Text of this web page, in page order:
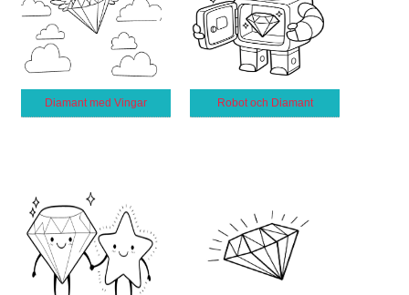
Diamant med Vingar Robot och Diamant